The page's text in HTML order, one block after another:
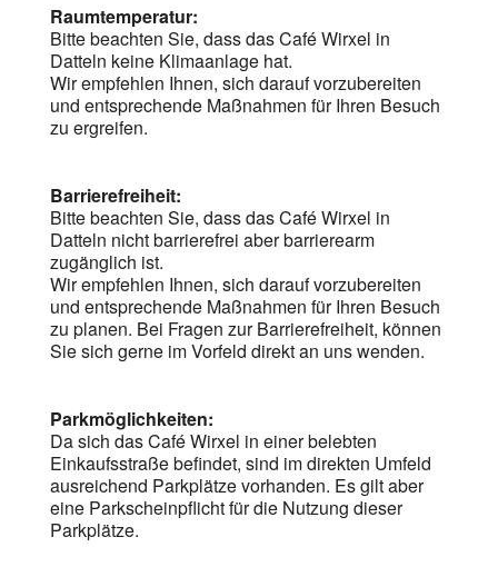
Raumtemperatur:
Bitte beachten Sie, dass das Café Wirxel in
Datteln keine Klimaanlage hat.
Wir empfehlen Ihnen, sich darauf vorzubereiten
und entsprechende Maßnahmen für Ihren Besuch
zu ergreifen.
Barrierefreiheit:
Bitte beachten Sie, dass das Café Wirxel in
Datteln nicht barrierefrei aber barrierearm
zugänglich ist.
Wir empfehlen Ihnen, sich darauf vorzubereiten
und entsprechende Maßnahmen für Ihren Besuch
zu planen. Bei Fragen zur Barrierefreiheit, können
Sie sich gerne im Vorfeld direkt an uns wenden.
Parkmöglichkeiten:
Da sich das Café Wirxel in einer belebten
Einkaufsstraße befindet, sind im direkten Umfeld
ausreichend Parkplätze vorhanden. Es gilt aber
eine Parkscheinpflicht für die Nutzung dieser
Parkplätze.